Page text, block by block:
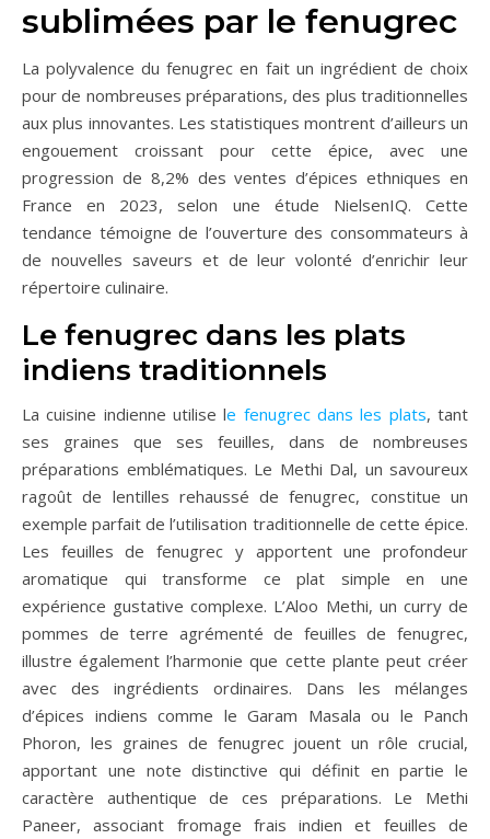
sublimées par le fenugrec
La polyvalence du fenugrec en fait un ingrédient de choix
pour de nombreuses préparations, des plus traditionnelles
aux plus innovantes. Les statistiques montrent d’ailleurs un
engouement croissant pour cette épice, avec une
progression de 8,2% des ventes d’épices ethniques en
France en 2023, selon une étude NielsenIQ. Cette
tendance témoigne de l’ouverture des consommateurs à
de nouvelles saveurs et de leur volonté d’enrichir leur
répertoire culinaire.
Le fenugrec dans les plats
indiens traditionnels
La cuisine indienne utilise le fenugrec dans les plats, tant
ses graines que ses feuilles, dans de nombreuses
préparations emblématiques. Le Methi Dal, un savoureux
ragoût de lentilles rehaussé de fenugrec, constitue un
exemple parfait de l’utilisation traditionnelle de cette épice.
Les feuilles de fenugrec y apportent une profondeur
aromatique qui transforme ce plat simple en une
expérience gustative complexe. L’Aloo Methi, un curry de
pommes de terre agrémenté de feuilles de fenugrec,
illustre également l’harmonie que cette plante peut créer
avec des ingrédients ordinaires. Dans les mélanges
d’épices indiens comme le Garam Masala ou le Panch
Phoron, les graines de fenugrec jouent un rôle crucial,
apportant une note distinctive qui définit en partie le
caractère authentique de ces préparations. Le Methi
Paneer, associant fromage frais indien et feuilles de